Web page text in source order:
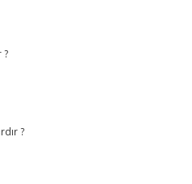
?
?